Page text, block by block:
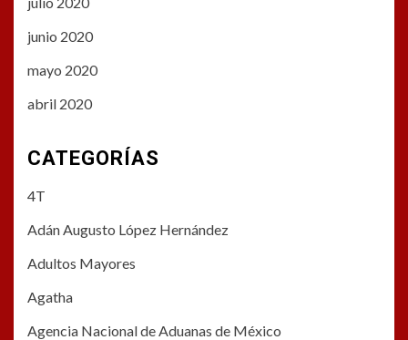
junio 2020
mayo 2020
abril 2020
CATEGORÍAS
4T
Adán Augusto López Hernández
Adultos Mayores
Agatha
Agencia Nacional de Aduanas de México